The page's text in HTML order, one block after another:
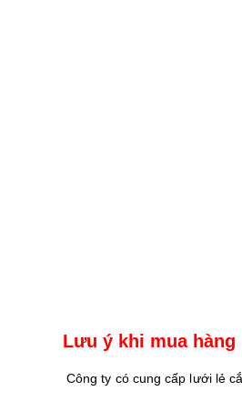
Lưu ý khi mua hàng
Công ty có cung cấp lưới lẻ